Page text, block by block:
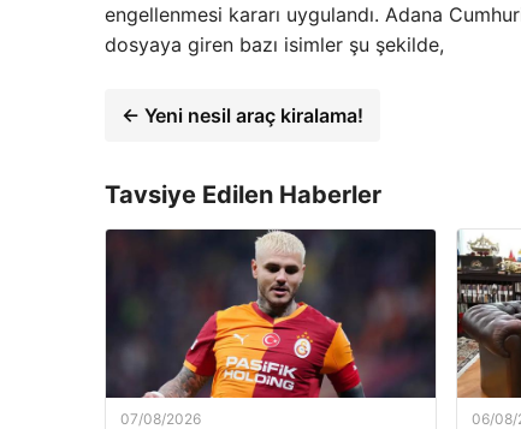
engellenmesi kararı uygulandı. Adana
dosyaya giren bazı isimler şu şekilde,
← Yeni nesil araç kiralama!
Tavsiye Edilen Haberler
07/08/2026 06/08/